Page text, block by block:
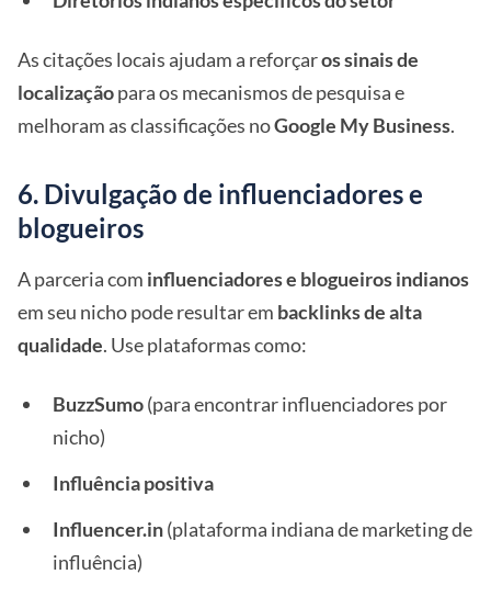
As citações locais ajudam a reforçaros sinais de
localizaçãopara os mecanismos de pesquisa e
melhoram as classificações noGoogle My Business.
6. Divulgação de influenciadores e
blogueiros
A parceria com influenciadores e blogueiros indianos
em seu nicho pode resultar em backlinks de alta
qualidade. Use plataformas como:
BuzzSumo(para encontrar influenciadores por
nicho)
Influência positiva
Influencer.in(plataforma indiana de marketing de
influência)